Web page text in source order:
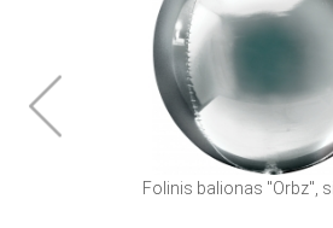
Folinis balionas "Orbz",